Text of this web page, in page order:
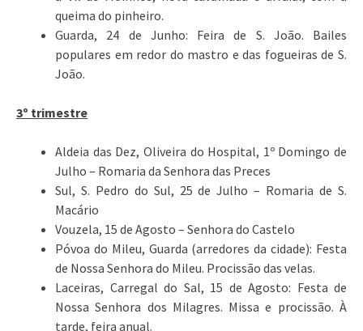
queima do pinheiro.
Guarda, 24 de Junho: Feira de S. João. Bailes
populares em redor do mastro e das fogueiras de S.
João.
3º trimestre
Aldeia das Dez, Oliveira do Hospital, 1º Domingo de
Julho – Romaria da Senhora das Preces
Sul, S. Pedro do Sul, 25 de Julho – Romaria de S.
Macário
Vouzela, 15 de Agosto – Senhora do Castelo
Póvoa do Mileu, Guarda (arredores da cidade): Festa
de Nossa Senhora do Mileu. Procissão das velas.
Laceiras, Carregal do Sal, 15 de Agosto: Festa de
Nossa Senhora dos Milagres. Missa e procissão. À
tarde, feira anual.